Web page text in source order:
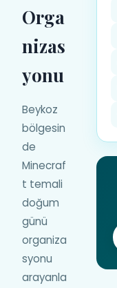
Orga
nizas
yonu
Beykoz
bölgesin
de
Minecraf
t temali
doğum
günü
organiza
syonu
arayanla